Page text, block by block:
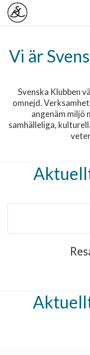
Vi är
Svenska Klubben
omnejd.
angenäm miljö
samhälleliga,